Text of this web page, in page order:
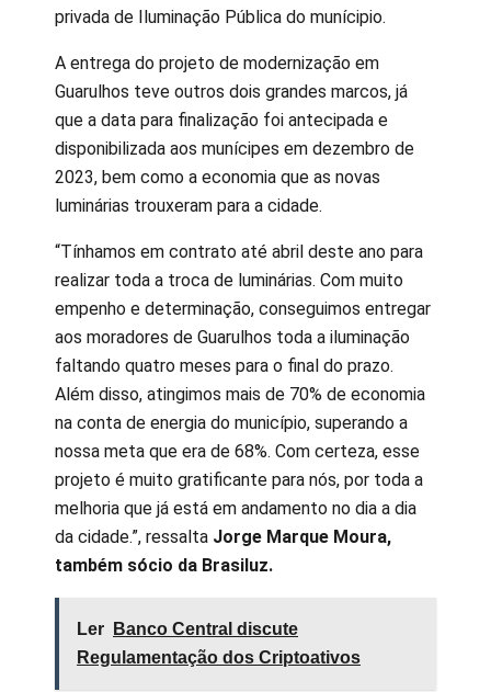
privada de Iluminação Pública do munícipio.
A entrega do projeto de modernização em
Guarulhos teve outros dois grandes marcos, já
que a data para finalização foi antecipada e
disponibilizada aos munícipes em dezembro de
2023, bem como a economia que as novas
luminárias trouxeram para a cidade.
“Tínhamos em contrato até abril deste ano para
realizar toda a troca de luminárias. Com muito
empenho e determinação, conseguimos entregar
aos moradores de Guarulhos toda a iluminação
faltando quatro meses para o final do prazo.
Além disso, atingimos mais de 70% de economia
na conta de energia do município, superando a
nossa meta que era de 68%. Com certeza, esse
projeto é muito gratificante para nós, por toda a
melhoria que já está em andamento no dia a dia
da cidade.”, ressalta Jorge Marque Moura,
também sócio da Brasiluz.
Ler
Banco Central discute
Regulamentação dos Criptoativos